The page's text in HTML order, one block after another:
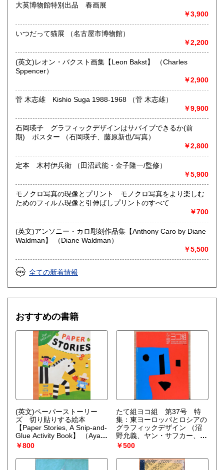
沿線名：-
最寄駅：神保町駅 (東京メトロ半蔵門線、都営地下鉄新宿
線、都営地下鉄三田線 ) A2出口徒歩3分・水道橋駅(JR総武
線) 徒歩7分
定休日：日曜日・祝日(不定休)
書籍の買取について
いた書籍の買い取り査定をいたします。
直接ご自宅までお伺いする出張買取も承っております。
まずはメール(contact@wolsbooks.jp)、ホームページ上のお
電話(03-6261-2251)でご連絡ください。
美術工芸、趣味、外国書、サブカルチャー、古書一般（その
写真集 デザイン 建築 工芸 絵本 イラスト集
大英博物館特別出品 春画展
￥3,900
いつだって猫展 （名古屋市博物館）
￥2,200
(英文)レオン・バクスト画集【Leon Bakst】 （Charles
Sppencer）
￥2,900
菅 木志雄 Kishio Suga 1988-1968 （菅 木志雄）
￥9,900
石岡瑛子 グラフィックデザインはサバイブできるか(前
期) ポスター （石岡瑛子、藤原新也/写真）
￥2,800
定本 木村伊兵衛 （田沼武能・金子隆一/監修）
￥5,900
モノクロ写真の現像とプリント モノクロ写真をより楽しむ
ためのフィルム現像と引伸ばしプリントのすべて
￥700
(英文)アンソニー・カロ彫刻作品集【Anthony Caro by Diane
Waldman】 （Diane Waldman）
￥5,500
全ての新着情報
おすすめの書籍
(英文)ペーパーストーリー
ズ 切り貼りする絵本
【Paper Stories, A Snip-and-
Glue Activity Book】
（Aya
Watanabe（わたなべあ
￥800
たて組ヨコ組 第37号 特
集：東ヨーロッパとロシアの
グラフィックデザイン
（沼
野允義、ヤン・サフカー、青
木進々、片岸昭二、福田繁
高沖英二、小林のりお）
￥500